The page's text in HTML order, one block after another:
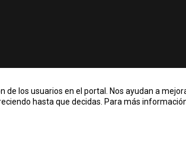
los usuarios en el portal. Nos ayudan a
hasta que decidas. Para más